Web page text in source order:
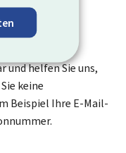
und helfen Sie uns,
keine
Beispiel Ihre E-Mail-